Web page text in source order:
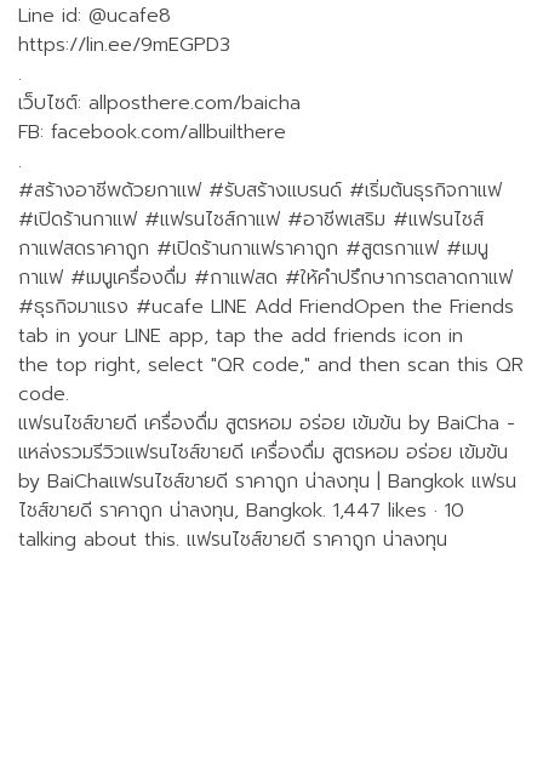
Line id: @ucafe8
https://lin.ee/9mEGPD3
.
เว็บไซต์: allposthere.com/baicha
FB: facebook.com/allbuilthere
.
#สร้างอาชีพด้วยกาแฟ #รับสร้างแบรนด์ #เริ่มต้นธุรกิจกาแฟ
#เปิดร้านกาแฟ #แฟรนไชส์กาแฟ #อาชีพเสริม #แฟรนไชส์
กาแฟสดราคาถูก #เปิดร้านกาแฟราคาถูก #สูตรกาแฟ #เมนู
กาแฟ #เมนูเครื่องดื่ม #กาแฟสด #ให้คำปรึกษาการตลาดกาแฟ
#ธุรกิจมาแรง #ucafe LINE Add FriendOpen the Friends
tab in your LINE app, tap the add friends icon in
the top right, select "QR code," and then scan this QR
code.
แฟรนไชส์ขายดี เครื่องดื่ม สูตรหอม อร่อย เข้มข้น by BaiCha -
แหล่งรวมรีวิวแฟรนไชส์ขายดี เครื่องดื่ม สูตรหอม อร่อย เข้มข้น
by BaiChaแฟรนไชส์ขายดี ราคาถูก น่าลงทุน | Bangkok แฟรน
ไชส์ขายดี ราคาถูก น่าลงทุน, Bangkok. 1,447 likes · 10
talking about this. แฟรนไชส์ขายดี ราคาถูก น่าลงทุน